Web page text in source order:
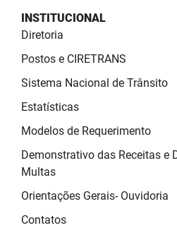
PB Saúde
PBPREV
Projeto Cooperar
PROCON
Polícia Militar
INSTITUCIONAL
Diretoria
Postos e CIRETRANS
Sistema Nacional de Trânsito
Estatísticas
Modelos de Requerimento
Demonstrativo das Receitas e
Multas
Orientações Gerais- Ouvidoria
Contatos